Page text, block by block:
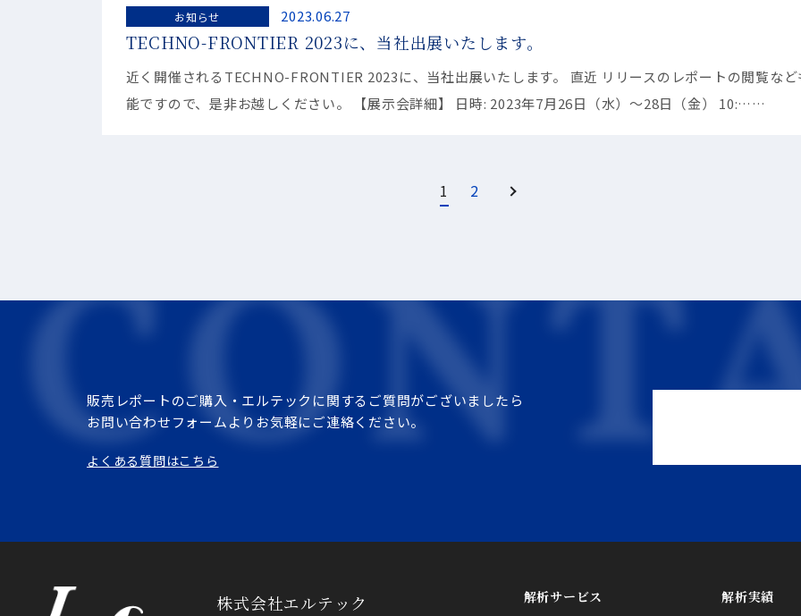
お知らせ 2023.06.27
TECHNO-FRONTIER 2023に、当社出展いたします。
近く開催されるTECHNO-FRONTIER 2023に、当社出展いたします。 直近 リリースのレポートの閲覧など
能ですので、是非お越しください。 【展示会詳細】 日時: 2023年7月26日（水）〜28日（金） 10:……
1 2
販売レポートのご購入・エルテックに関するご質問がございましたら
お問い合わせフォームよりお気軽にご連絡ください。
よくある質問はこちら
株式会社エルテック 解析サービス 解析実績